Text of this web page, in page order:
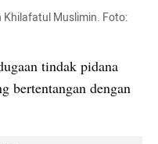
Khilafatul Muslimin. Foto:
tindak pidana
bertentangan dengan